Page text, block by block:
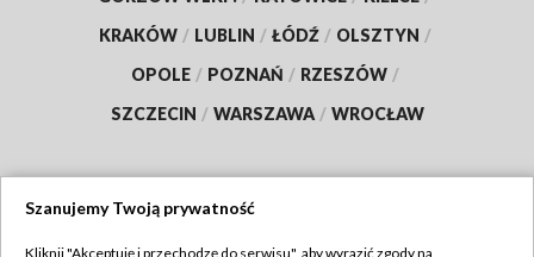
KRAKÓW / LUBLIN / ŁÓDŹ / OLSZTYN /
OPOLE / POZNAŃ / RZESZÓW /
SZCZECIN / WARSZAWA / WROCŁAW
Szanujemy Twoją prywatność
Kliknij "Akceptuję i przechodzę do serwisu", aby wyrazić zgody na